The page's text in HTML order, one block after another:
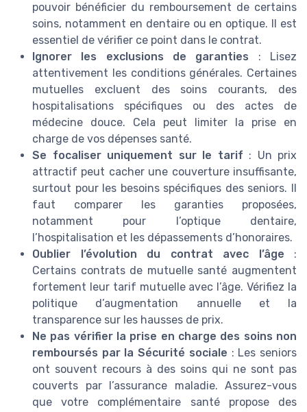
pouvoir bénéficier du remboursement de certains
soins, notamment en dentaire ou en optique. Il est
essentiel de vérifier ce point dans le contrat.
Ignorer les exclusions de garanties : Lisez
attentivement les conditions générales. Certaines
mutuelles excluent des soins courants, des
hospitalisations spécifiques ou des actes de
médecine douce. Cela peut limiter la prise en
charge de vos dépenses santé.
Se focaliser uniquement sur le tarif : Un prix
attractif peut cacher une couverture insuffisante,
surtout pour les besoins spécifiques des seniors. Il
faut comparer les garanties proposées,
notamment pour l’optique dentaire,
l’hospitalisation et les dépassements d’honoraires.
Oublier l’évolution du contrat avec l’âge :
Certains contrats de mutuelle santé augmentent
fortement leur tarif mutuelle avec l’âge. Vérifiez la
politique d’augmentation annuelle et la
transparence sur les hausses de prix.
Ne pas vérifier la prise en charge des soins non
remboursés par la Sécurité sociale : Les seniors
ont souvent recours à des soins qui ne sont pas
couverts par l’assurance maladie. Assurez-vous
que votre complémentaire santé propose des